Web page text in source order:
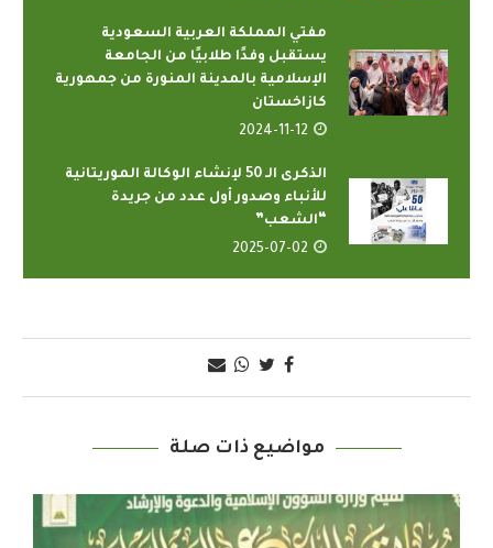
مفتي المملكة العربية السعودية
يستقبل وفدًا طلابيًا من الجامعة
الإسلامية بالمدينة المنورة من جمهورية
كازاخستان
2024-11-12
الذكرى الـ 50 لإنشاء الوكالة الموريتانية
للأنباء وصدور أول عدد من جريدة
“الشعب”
2025-07-02
مواضيع ذات صلة